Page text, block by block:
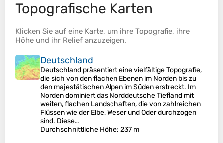
Topografische Karten
Klicken Sie auf eine Karte, um ihre Topografie, ihre
Höhe und ihr Relief anzuzeigen.
Deutschland
Deutschland präsentiert eine vielfältige Topografie,
die sich von den flachen Ebenen im Norden bis zu
den majestätischen Alpen im Süden erstreckt. Im
Norden dominiert das Norddeutsche Tiefland mit
weiten, flachen Landschaften, die von zahlreichen
Flüssen wie der Elbe, Weser und Oder durchzogen
sind. Diese…
Durchschnittliche Höhe: 237 m